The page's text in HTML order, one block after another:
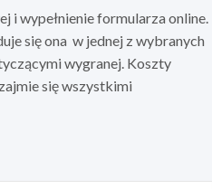
i wypełnienie formularza online.
się ona w jednej z wybranych
wygranej. Koszty
się wszystkimi